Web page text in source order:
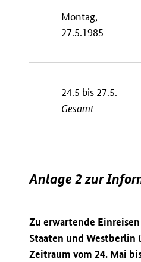
Montag,
27.5.1985
24.5 bis 27.5.
Gesamt
Anlage 2 zur
Zu erwartende
Staaten und Westberlin
Zeitraum vom 24. Mai